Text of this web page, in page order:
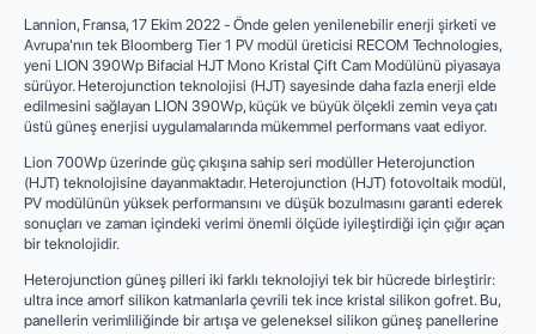
Lannion, Fransa, 17 Ekim 2022 - Önde gelen yenilenebilir enerji şirketi ve
Avrupa'nın tek Bloomberg Tier 1 PV modül üreticisi RECOM Technologies,
yeni LION 390Wp Bifacial HJT Mono Kristal Çift Cam Modülünü piyasaya
sürüyor. Heterojunction teknolojisi (HJT) sayesinde daha fazla enerji elde
edilmesini sağlayan LION 390Wp, küçük ve büyük ölçekli zemin veya çatı
üstü güneş enerjisi uygulamalarında mükemmel performans vaat ediyor.
Lion 700Wp üzerinde güç çıkışına sahip seri modüller Heterojunction
(HJT) teknolojisine dayanmaktadır. Heterojunction (HJT) fotovoltaik modül,
PV modülünün yüksek performansını ve düşük bozulmasını garanti ederek
sonuçları ve zaman içindeki verimi önemli ölçüde iyileştirdiği için çığır açan
bir teknolojidir.
Heterojunction güneş pilleri iki farklı teknolojiyi tek bir hücrede birleştirir:
ultra ince amorf silikon katmanlarla çevrili tek ince kristal silikon gofret. Bu,
panellerin verimliliğinde bir artışa ve geleneksel silikon güneş panellerine